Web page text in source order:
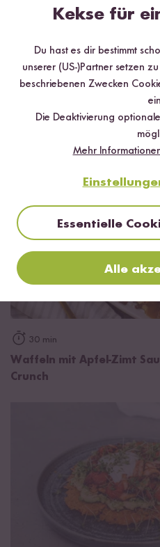
Jetzt
per E-Mail zugeschickt.
Mehr Rezepte mit
Reismehl
30 min
Waffeln mit Apfel-Zimt
Crunch
Kekse für
Du hast es dir bestimmt
unserer (US-)Partner setzen
beschriebenen Zwecken
Die Deaktivierung
Mehr
Essentielle
Alle